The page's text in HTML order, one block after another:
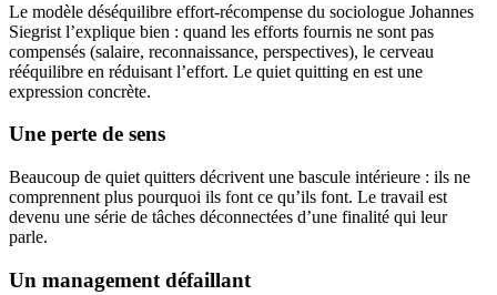
Le modèle déséquilibre effort-récompense du sociologue Johannes
Siegrist l’explique bien : quand les efforts fournis ne sont pas
compensés (salaire, reconnaissance, perspectives), le cerveau
rééquilibre en réduisant l’effort. Le quiet quitting en est une
expression concrète.
Une perte de sens
Beaucoup de quiet quitters décrivent une bascule intérieure : ils ne
comprennent plus pourquoi ils font ce qu’ils font. Le travail est
devenu une série de tâches déconnectées d’une finalité qui leur
parle.
Un management défaillant